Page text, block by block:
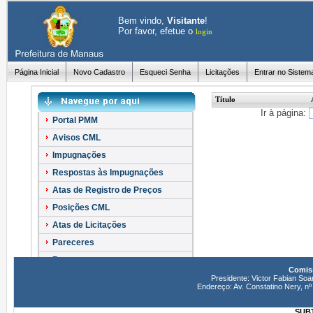
Bem vindo, Visitante!
Por favor, efetue o login
Página Inicial Novo Cadastro Esqueci Senha Licitações Entrar no
Portal PMM
Avisos CML
Impugnações
Respostas às Impugnações
Atas de Registro de Preços
Posições CML
Atas de Licitações
Pareceres
Recursos
Título
Ir à página:
Presidente: Victor Fabian
Endereço: Av. Constatino Nery,